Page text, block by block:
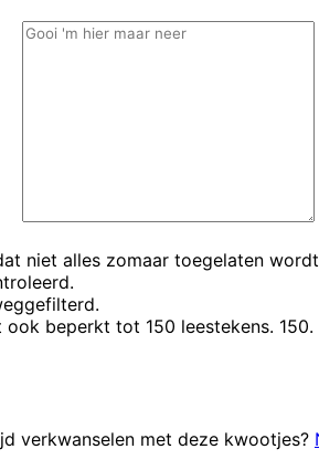
niet alles zomaar toegelaten
beperkt tot 150 leestekens. 150.
verkwanselen met deze kwootjes?